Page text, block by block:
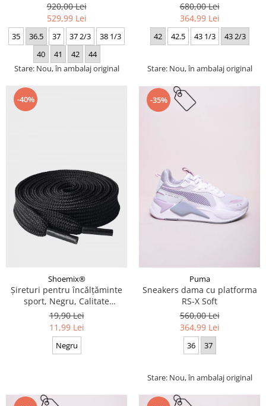
920,00 Lei
529,99 Lei
35 36.5 37 37 2/3
38 1/3
40
41 42
44
Stare: Nou, în ambalaj original
680,00 Lei
364,99 Lei
42 42.5 43 1/3 43 2/3
Stare: Nou, în ambalaj original
-40%
Shoemix®
Șireturi pentru încălțăminte
sport, Negru, Calitate
premium, 110 cm x 0.8 cm
19,90 Lei
11,99 Lei
Negru
-35%
Puma
Sneakers dama cu platforma
RS-X Soft
560,00 Lei
364,99 Lei
36 37
Stare: Nou, în ambalaj original